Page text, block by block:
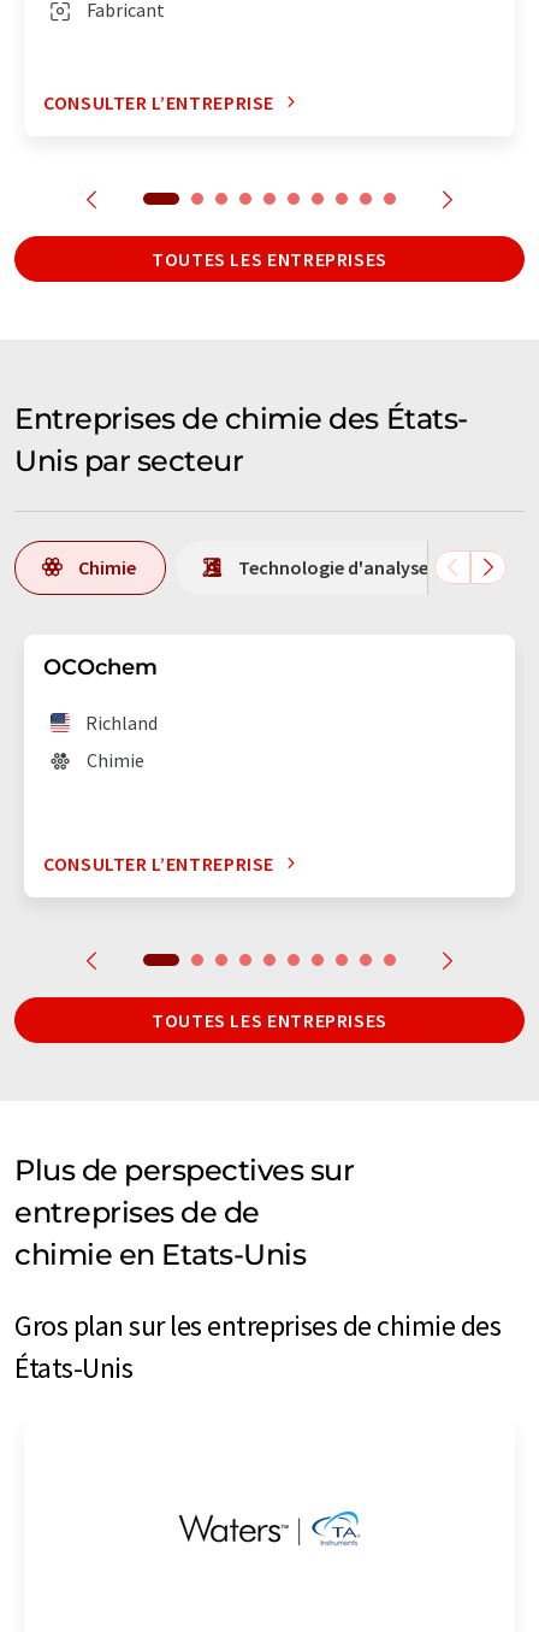
Fabricant
CONSULTER L’ENTREPRISE
TOUTES LES ENTREPRISES
Entreprises de chimie des États-
Unis par secteur
Chimie Technologie d'analyse en
OCOchem
Richland
Chimie
CONSULTER L’ENTREPRISE
TOUTES LES ENTREPRISES
Plus de perspectives sur
entreprises de de
chimie en Etats-Unis
Gros plan sur les entreprises de chimie des
États-Unis